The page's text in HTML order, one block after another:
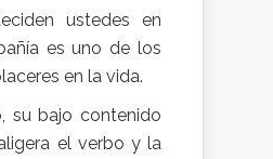
ustedes en
es uno de los
en la vida.
su bajo contenido
el verbo y la